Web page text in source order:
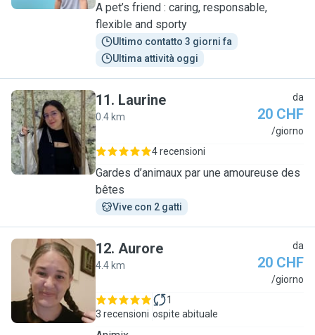
A pet’s friend : caring, responsable,
flexible and sporty
Ultimo contatto 3 giorni fa
Ultima attività oggi
L
11. Laurine
0.4 km
da
20 CHF
/giorno
4 recensioni
Gardes d’animaux par une amoureuse des
bêtes
Vive con 2 gatti
A
12. Aurore
4.4 km
da
20 CHF
/giorno
3 recensioni
1
ospite abituale